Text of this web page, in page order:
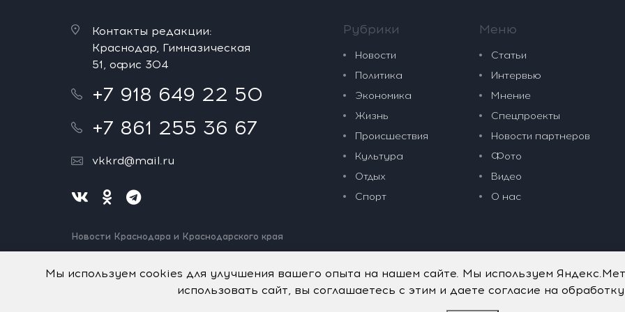
Контакты редакции:
Краснодар, Гимназическая
51, офис 304
+7 918 649 22 50
+7 861 255 36 67
vkkrd@mail.ru
Новости Краснодара и Краснодарского края
Нашли ошибку? Выделите и нажмите Ctrl+Enter.
Рубрики
Новости
Политика
Экономика
Жизнь
Происшествия
Культура
Отдых
Спорт
Меню
Статьи
Интервью
Мнение
Спецпроекты
Новости партнеров
Фото
Видео
О нас
Мы используем cookies для улучшения вашего опыта на нашем сайте. Мы используем
использовать сайт, вы соглашаетесь с этим и даете согласие на